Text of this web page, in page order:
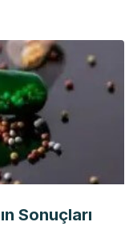
Sonuçları